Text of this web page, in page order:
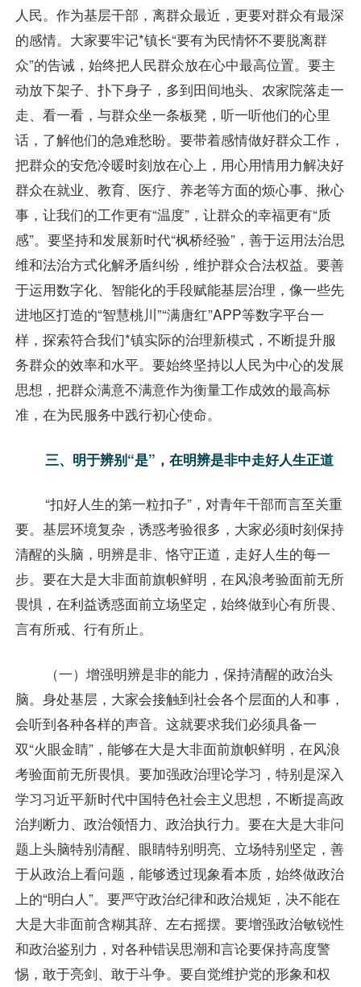
人民。作为基层干部，离群众最近，更要对群众有最深
的感情。大家要牢记*镇长“要有为民情怀不要脱离群
众”的告诫，始终把人民群众放在心中最高位置。要主
动放下架子、扑下身子，多到田间地头、农家院落走一
走、看一看，与群众坐一条板凳，听一听他们的心里
话，了解他们的急难愁盼。要带着感情做好群众工作，
把群众的安危冷暖时刻放在心上，用心用情用力解决好
群众在就业、教育、医疗、养老等方面的烦心事、揪心
事，让我们的工作更有“温度”，让群众的幸福更有“质
感”。要坚持和发展新时代“枫桥经验”，善于运用法治思
维和法治方式化解矛盾纠纷，维护群众合法权益。要善
于运用数字化、智能化的手段赋能基层治理，像一些先
进地区打造的“智慧桃川”“满唐红”APP等数字平台一
样，探索符合我们*镇实际的治理新模式，不断提升服
务群众的效率和水平。要始终坚持以人民为中心的发展
思想，把群众满意不满意作为衡量工作成效的最高标
准，在为民服务中践行初心使命。
三、明于辨别“是”，在明辨是非中走好人生正道
“扣好人生的第一粒扣子”，对青年干部而言至关重
要。基层环境复杂，诱惑考验很多，大家必须时刻保持
清醒的头脑，明辨是非、恪守正道，走好人生的每一
步。要在大是大非面前旗帜鲜明，在风浪考验面前无所
畏惧，在利益诱惑面前立场坚定，始终做到心有所畏、
言有所戒、行有所止。
（一）增强明辨是非的能力，保持清醒的政治头
脑。身处基层，大家会接触到社会各个层面的人和事，
会听到各种各样的声音。这就要求我们必须具备一
双“火眼金睛”，能够在大是大非面前旗帜鲜明，在风浪
考验面前无所畏惧。要加强政治理论学习，特别是深入
学习习近平新时代中国特色社会主义思想，不断提高政
治判断力、政治领悟力、政治执行力。要在大是大非问
题上头脑特别清醒、眼睛特别明亮、立场特别坚定，善
于从政治上看问题，能够透过现象看本质，始终做政治
上的“明白人”。要严守政治纪律和政治规矩，决不能在
大是大非面前含糊其辞、左右摇摆。要增强政治敏锐性
和政治鉴别力，对各种错误思潮和言论要保持高度警
惕，敢于亮剑、敢于斗争。要自觉维护党的形象和权